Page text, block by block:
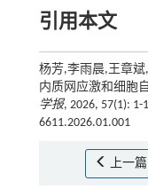
引用本文
杨芳,李雨晨,王章
内质网应激和细胞
学报, 2026, 57(1): 1-
6611.2026.01.001
上一篇